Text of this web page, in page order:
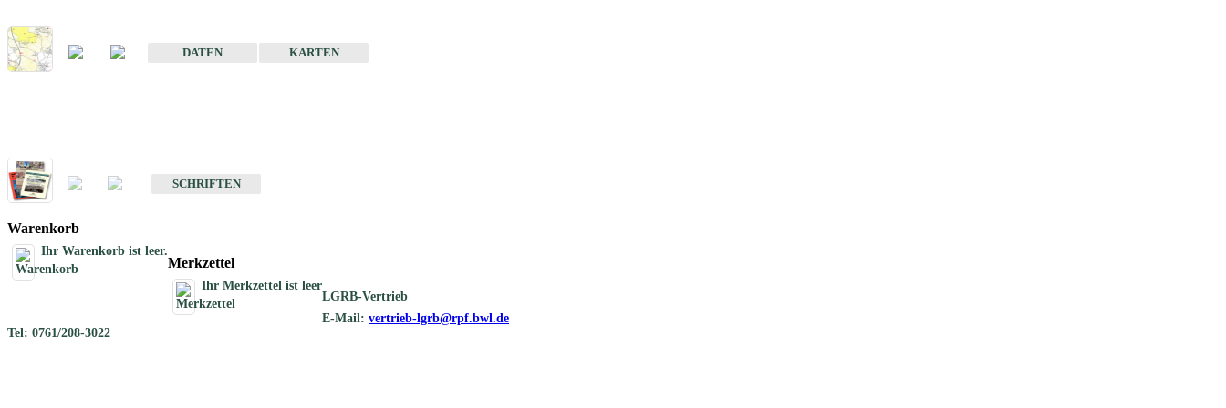
DATEN
KARTEN
SCHRIFTEN
Warenkorb
Ihr Warenkorb ist leer.
Merkzettel
Ihr Merkzettel ist leer
LGRB-Vertrieb
E-Mail: vertrieb-lgrb@rpf.bwl.de
Tel: 0761/208-3022